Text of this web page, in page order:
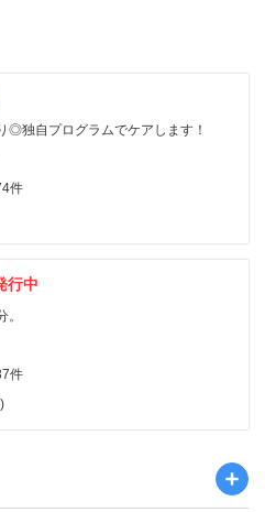
◎独自プログラムでケアします！
件
行中
件